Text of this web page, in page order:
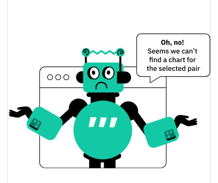
$0.0000075994959 /
$0.0000076225088
Abertura / Fecho de
$0.0000075994959 /
$0.0000076225088
A mudança de ontem
Volume de ontem $4.5347609
Histórico do preço do Dark Horse